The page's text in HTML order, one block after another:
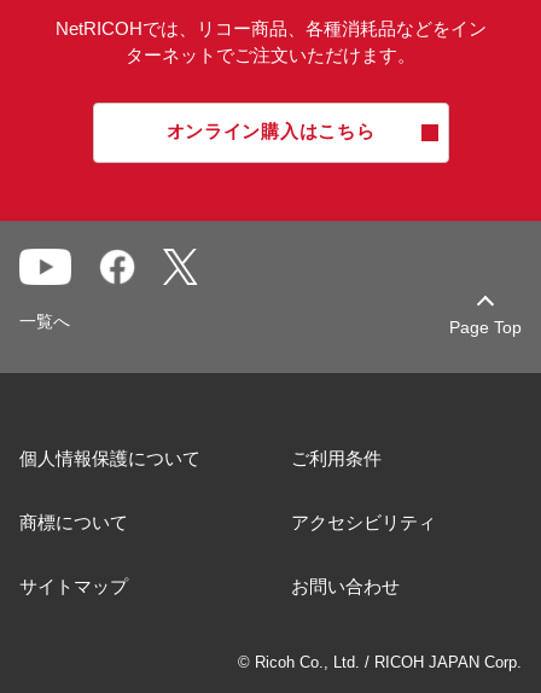
NetRICOHでは、リコー商品、各種消耗品などをイン
ターネットでご注文いただけます。
オンライン購入はこちら
Page Top
一覧へ
個人情報保護について ご利用条件
商標について アクセシビリティ
サイトマップ お問い合わせ
© Ricoh Co., Ltd. / RICOH JAPAN Corp.